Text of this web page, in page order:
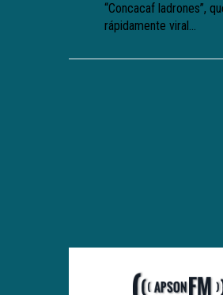
“Concacaf ladrones”,
rápidamente viral...